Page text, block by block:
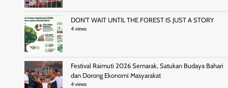
DON’T WAIT UNTIL THE FOREST IS JUST A STORY
4 views
Festival Raimuti 2026 Semarak, Satukan Budaya Bahari
dan Dorong Ekonomi Masyarakat
4 views